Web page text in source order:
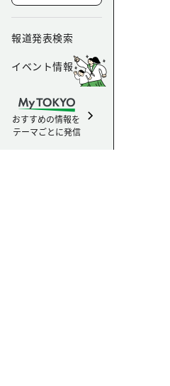
報道発表検索
イベント情報
おすすめの情報を
テーマごとに発信